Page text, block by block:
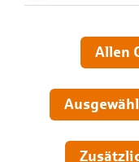
anpassen und
Google Analytics.
Übertragung
Allen